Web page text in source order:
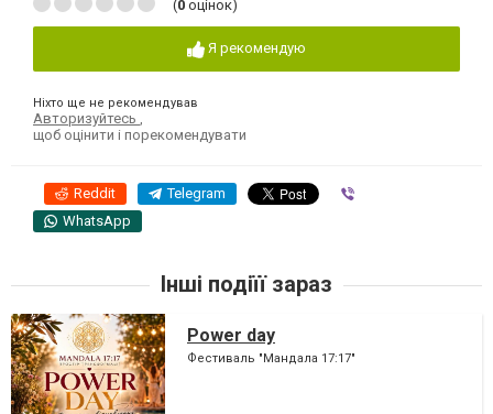
(0 оцінок)
Я рекомендую
Ніхто ще не рекомендував
Авторизуйтесь
щоб оцінити і порекомендувати
Reddit Telegram
WhatsApp
Інші подіїї зараз
Power day
Фестиваль "Мандала 17:17"